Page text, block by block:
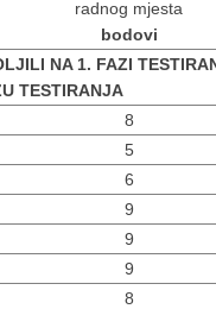
radnog mjesta
bodovi
NA 1. FAZI
TESTIRANJA
8
5
6
9
9
9
8